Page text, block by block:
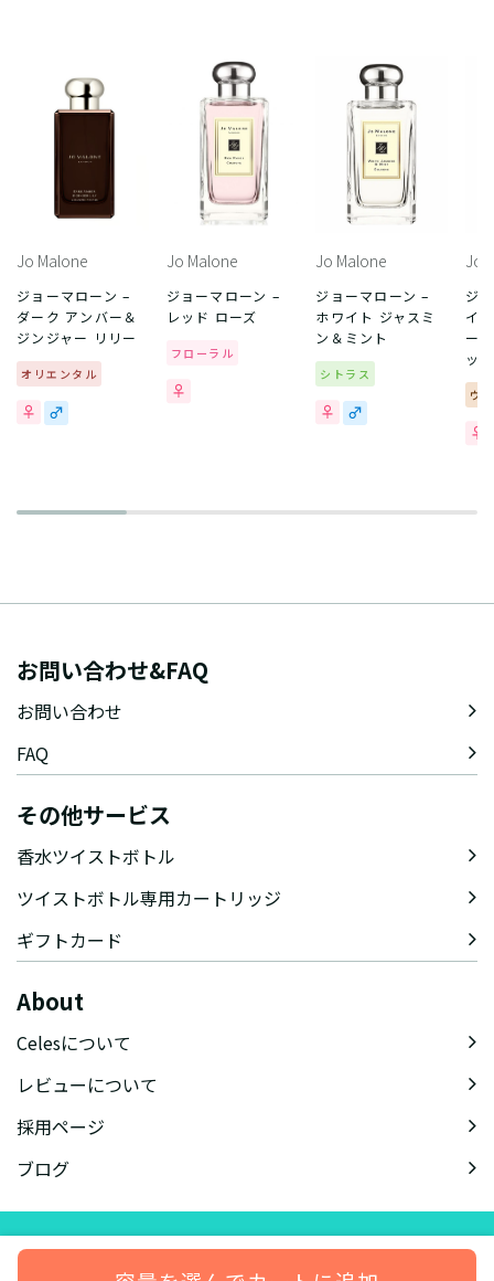
Jo Malone
ジョーマローン –
ダーク アンバー＆
ジンジャー リリー
オリエンタル
Jo Malone
ジョーマローン –
レッド ローズ
フローラル
Jo Malone
ジョーマローン –
ホワイト ジャスミ
ン＆ミント
シトラス
Jo
ジ
イ
ー
ッツ
ウ
お問い合わせ&FAQ
お問い合わせ
FAQ
その他サービス
香水ツイストボトル
ツイストボトル専用カートリッジ
ギフトカード
About
Celesについて
レビューについて
採用ページ
ブログ
会社概要特定商取引法に基づく表記会員規約プライバシーポリシー